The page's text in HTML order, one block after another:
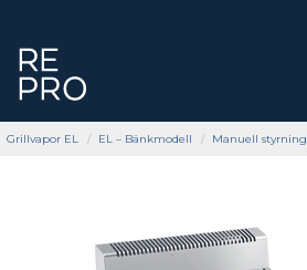
Grillvapor EL EL – Bänkmodell Manuell styrning